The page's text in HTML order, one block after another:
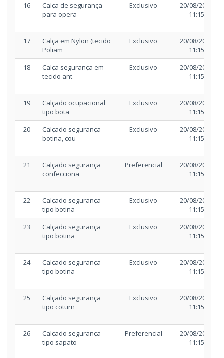
16
Calça de segurança
para opera
Exclusivo
20/08/2025
11:15
17
Calça em Nylon (tecido
Poliam
Exclusivo
20/08/2025
11:15
18
Calça segurança em
tecido ant
Exclusivo
20/08/2025
11:15
19
Calçado ocupacional
tipo bota
Exclusivo
20/08/2025
11:15
20
Calçado segurança
botina, cou
Exclusivo
20/08/2025
11:15
21
Calçado segurança
confecciona
Preferencial
20/08/2025
11:15
22
Calçado segurança
tipo botina
Exclusivo
20/08/2025
11:15
23
Calçado segurança
tipo botina
Exclusivo
20/08/2025
11:15
24
Calçado segurança
tipo botina
Exclusivo
20/08/2025
11:15
25
Calçado segurança
tipo coturn
Exclusivo
20/08/2025
11:15
26
Calçado segurança
tipo sapato
Preferencial
20/08/2025
11:15